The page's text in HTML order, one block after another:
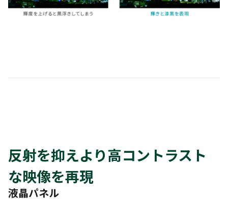
反射を抑えより高コントラスト
な映像を再現
液晶パネル